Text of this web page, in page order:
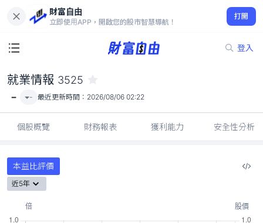
財富自由
立即使用APP，開啟您的股市智慧導航！
打開
登入
-
就業情報 3525
- - 最近更新時間： 2026/08/06 02:22
個股概覽 財務報表 獲利能力 安全性分析
本益比評價
近5年